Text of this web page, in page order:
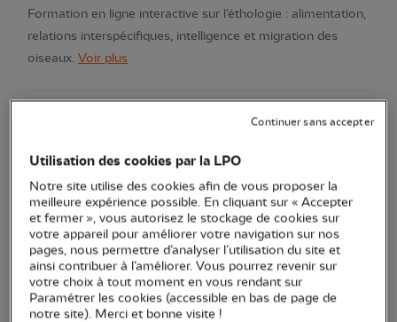
Formation en ligne interactive sur l'éthologie : alimentation,
relations interspécifiques, intelligence et migration des
oiseaux. Voir plus
En stock
Ajouter au panier
Transaction sécurisée
Utilisation des cookies par la LPO
Notre site utilise des cookies afin de vous proposer la
meilleure expérience possible. En cliquant sur « Accepter
et fermer », vous autorisez le stockage de cookies sur
votre appareil pour améliorer votre navigation sur nos
pages, nous permettre d’analyser l’utilisation du site et
ainsi contribuer à l’améliorer. Vous pourrez revenir sur
votre choix à tout moment en vous rendant sur
Paramétrer les cookies (accessible en bas de page de
notre site). Merci et bonne visite !
Continuer sans accepter